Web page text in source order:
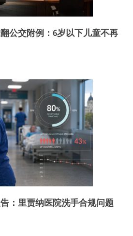
公交附例：6岁以下儿童不再
：里贾纳医院洗手合规问题